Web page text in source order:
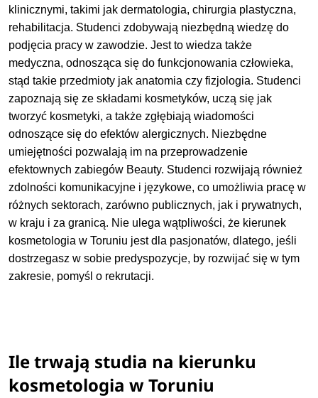
klinicznymi, takimi jak dermatologia, chirurgia plastyczna,
rehabilitacja. Studenci zdobywają niezbędną wiedzę do
podjęcia pracy w zawodzie. Jest to wiedza także
medyczna, odnosząca się do funkcjonowania człowieka,
stąd takie przedmioty jak anatomia czy fizjologia. Studenci
zapoznają się ze składami kosmetyków, uczą się jak
tworzyć kosmetyki, a także zgłębiają wiadomości
odnoszące się do efektów alergicznych. Niezbędne
umiejętności pozwalają im na przeprowadzenie
efektownych zabiegów Beauty. Studenci rozwijają również
zdolności komunikacyjne i językowe, co umożliwia pracę w
różnych sektorach, zarówno publicznych, jak i prywatnych,
w kraju i za granicą. Nie ulega wątpliwości, że kierunek
kosmetologia w Toruniu jest dla pasjonatów, dlatego, jeśli
dostrzegasz w sobie predyspozycje, by rozwijać się w tym
zakresie, pomyśl o rekrutacji.
Ile trwają studia na kierunku
kosmetologia w Toruniu